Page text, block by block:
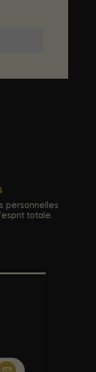
personnelles
totale.